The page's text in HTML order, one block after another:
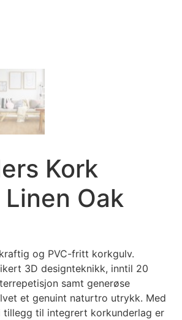
Kork
Oak
og PVC-fritt korkgulv.
3D designteknikk, inntil 20
samt generøse
et genuint naturtro utrykk. Med
tillegg til integrert korkunderlag er